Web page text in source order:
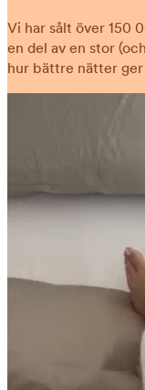
Vi har sålt över 150
en del av en stor
hur bättre nätter